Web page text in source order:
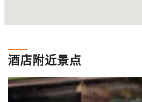
酒店附近景点